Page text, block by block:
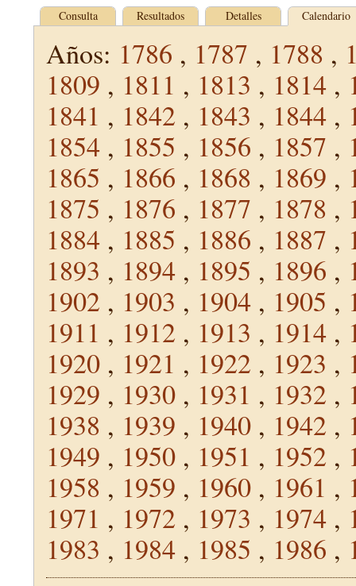
Consulta Resultados Detalles Calendario
Años: 1786 , 1787 , 1788 ,
1809 , 1811 , 1813 , 1814 ,
1841 , 1842 , 1843 , 1844 ,
1854 , 1855 , 1856 , 1857 ,
1865 , 1866 , 1868 , 1869 ,
1875 , 1876 , 1877 , 1878 ,
1884 , 1885 , 1886 , 1887 ,
1893 , 1894 , 1895 , 1896 ,
1902 , 1903 , 1904 , 1905 ,
1911 , 1912 , 1913 , 1914 ,
1920 , 1921 , 1922 , 1923 ,
1929 , 1930 , 1931 , 1932 ,
1938 , 1939 , 1940 , 1942 ,
1949 , 1950 , 1951 , 1952 ,
1958 , 1959 , 1960 , 1961 ,
1971 , 1972 , 1973 , 1974 ,
1983 , 1984 , 1985 , 1986 ,